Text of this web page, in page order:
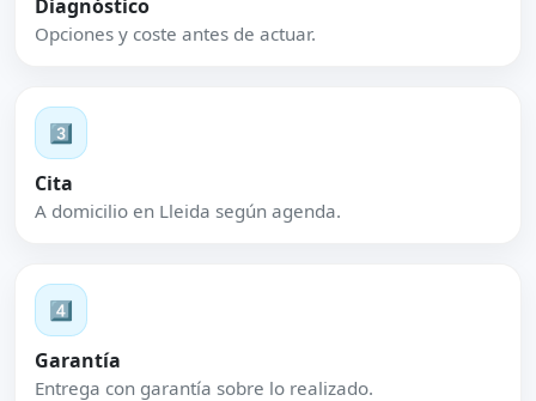
Diagnóstico
Opciones y coste antes de actuar.
3️⃣
Cita
A domicilio en Lleida según agenda.
4️⃣
Garantía
Entrega con garantía sobre lo realizado.